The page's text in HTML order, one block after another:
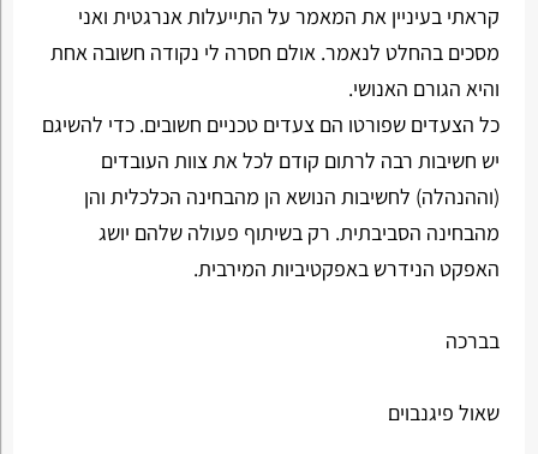
קראתי בעיניין את המאמר על התייעלות אנרגטית ואני
מסכים בהחלט לנאמר. אולם חסרה לי נקודה חשובה אחת
והיא הגורם האנושי.
כל הצעדים שפורטו הם צעדים טכניים חשובים. כדי להשיגם
יש חשיבות רבה לרתום קודם לכל את צוות העובדים
(וההנהלה) לחשיבות הנושא הן מהבחינה הכלכלית והן
מהבחינה הסביבתית. רק בשיתוף פעולה שלהם יושג
האפקט הנידרש באפקטיביות המירבית.
בברכה
שאול פיגנבוים